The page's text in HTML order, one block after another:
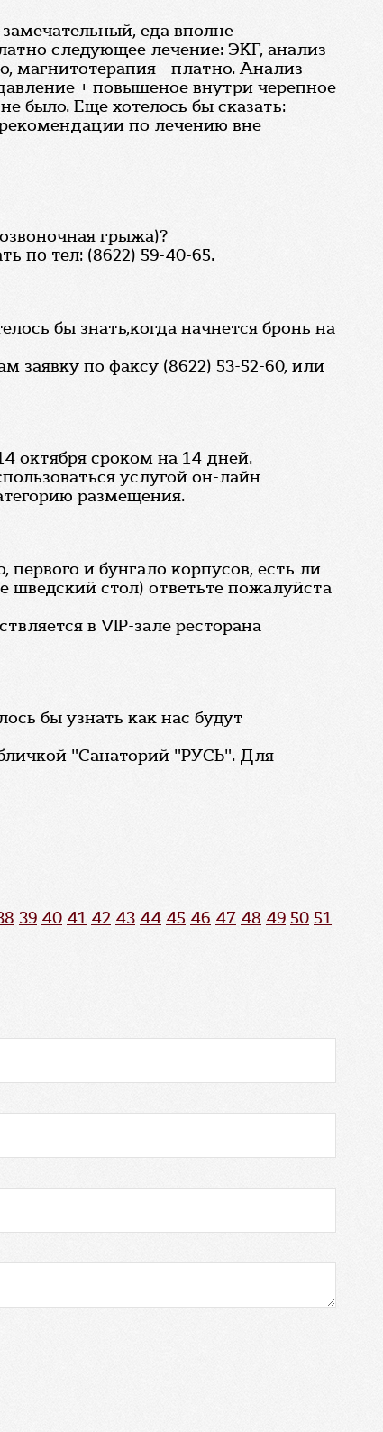
еда вполне
следующее лечение: ЭКГ, анализ
магнитотерапия - платно. Анализ
+ повышеное внутри черепное
было. Еще хотелось бы сказать:
по лечению вне
грыжа)?
по тел: (8622) 59-40-65.
бы знать,когда начнется бронь на
по факсу (8622) 53-52-60, или
октября сроком на 14 дней.
услугой он-лайн
размещения.
и бунгало корпусов, есть ли
стол) ответьте пожалуйста
в VIP-зале ресторана
бы узнать как нас будут
"Санаторий "РУСЬ". Для
39 40 41 42 43 44 45 46 47 48 49 50 51